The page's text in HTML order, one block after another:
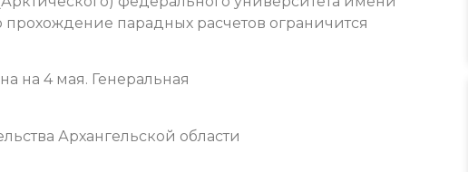
парадных расчетов ограничится
на 4 мая. Генеральная
Архангельской области